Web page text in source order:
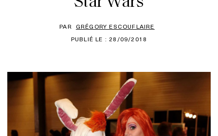
PAR GRÉGORY ESCOUFLAIRE
PUBLIÉ LE : 28/09/2018